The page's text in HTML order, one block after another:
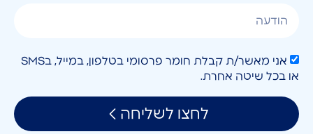
אני מאשר/ת קבלת חומר פרסומי בטלפון, במייל, בSMS
או בכל שיטה אחרת.
לחצו לשליחה